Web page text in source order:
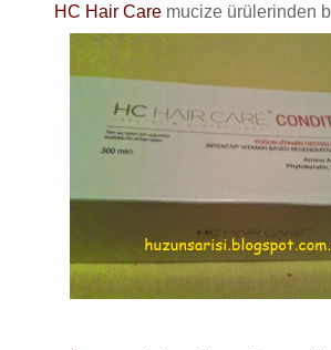
HC Hair Caremucize ürülerinden